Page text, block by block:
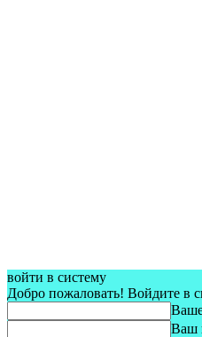
войти в систему
Добро пожаловать! Войдите в
Ваш